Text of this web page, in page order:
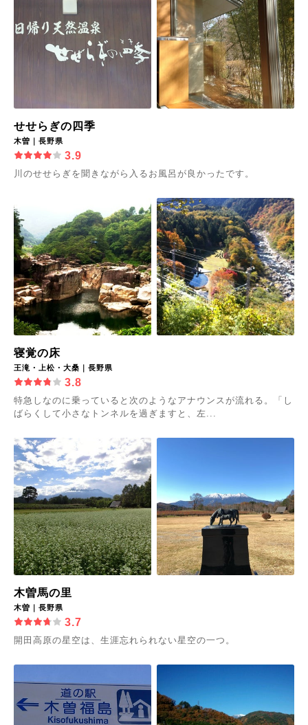
せせらぎの四季
木曽｜長野県
3.9
川のせせらぎを聞きながら入るお風呂が良かったです。
寝覚の床
王滝・上松・大桑｜長野県
3.8
特急しなのに乗っていると次のようなアナウンスが流れる。「し
ばらくして小さなトンネルを過ぎますと、左...
木曽馬の里
木曽｜長野県
3.7
開田高原の星空は、生涯忘れられない星空の一つ。